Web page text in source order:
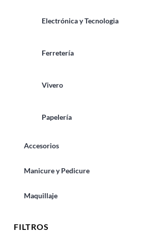
Electrónica y Tecnologia
Ferretería
Vivero
Papelería
Accesorios
Manicure y Pedicure
Maquillaje
FILTROS